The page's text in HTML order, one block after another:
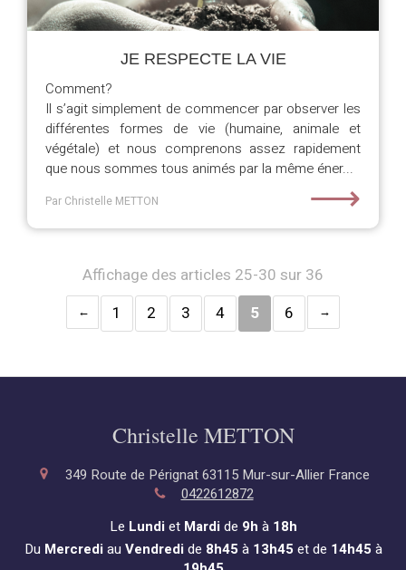
JE RESPECTE LA VIE
Comment?
Il s’agit simplement de commencer par observer les
différentes formes de vie (humaine, animale et
végétale) et nous comprenons assez rapidement
que nous sommes tous animés par la même éner...
Par Christelle METTON ⟶
Affichage des articles 25-30 sur 36
1
2 3 4 5 6
Christelle METTON
349 Route de Pérignat 63115 Mur-sur-Allier France
0422612872
Le Lundiet Mardide 9h à 18h
Du Mercrediau Vendredide 8h45 à 13h45 et de 14h45 à